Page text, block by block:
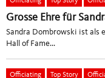
Grosse Ehre für
Sandra Dombrowski ist als
Hall of Fame...
Officiating Top Story